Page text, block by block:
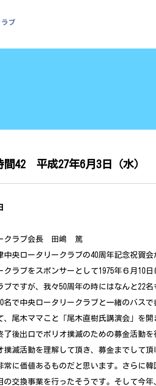
間42 平成27年6月3日（水）
クラブ会長 田嶋 篤
中央ロータリークラブの40周年記念祝賀
クラブをスポンサーとして1975年６月10
ブですが、我々50周年の時にはなんと22名
名で中央ロータリークラブと一緒のバス
、尾木ママこと「尾木直樹氏講演会」を
了後出口でポリオ撲滅のための募金活動
撲滅活動を理解して頂き、募金までして
常に価値あるものだと思います。さらに
の交換事業を行ったそうです。そして今